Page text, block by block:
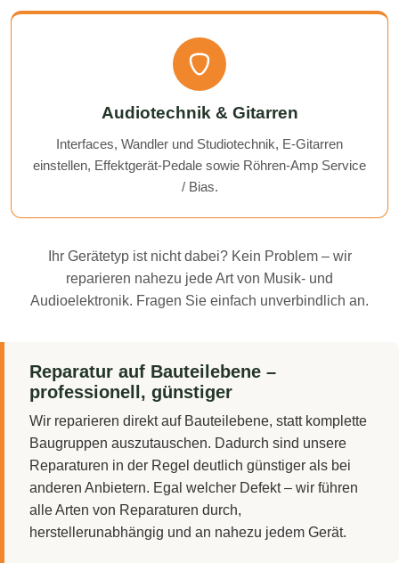
Audiotechnik & Gitarren
Interfaces, Wandler und Studiotechnik, E-Gitarren
einstellen, Effektgerät-Pedale sowie Röhren-Amp Service
/ Bias.
Ihr Gerätetyp ist nicht dabei? Kein Problem – wir
reparieren nahezu jede Art von Musik- und
Audioelektronik. Fragen Sie einfach unverbindlich an.
Reparatur auf Bauteilebene –
professionell, günstiger
Wir reparieren direkt auf Bauteilebene, statt komplette
Baugruppen auszutauschen. Dadurch sind unsere
Reparaturen in der Regel deutlich günstiger als bei
anderen Anbietern. Egal welcher Defekt – wir führen
alle Arten von Reparaturen durch,
herstellerunabhängig und an nahezu jedem Gerät.